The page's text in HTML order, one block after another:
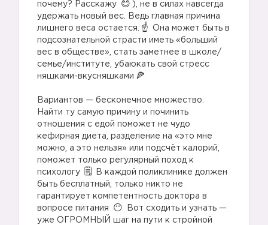
почему? Расскажу
), не в силах навсегда
удержать новый вес. Ведь главная причина
лишнего веса остается.
Она может быть в
подсознательной страсти иметь «больший
вес в обществе», стать заметнее в школе/
семье/институте, убаюкать свой стресс
няшками-вкусняшками
Вариантов — бесконечное множество.
Найти ту самую причину и починить
отношения с едой поможет не чудо
кефирная диета, разделение на «это мне
можно, а это нельзя» или подсчёт калорий,
поможет только регулярный поход к
психологу
В каждой поликлинике должен
быть бесплатный, только никто не
гарантирует компетентность доктора в
вопросе питания
Вот сходить и узнать —
уже ОГРОМНЫЙ шаг на пути к стройной